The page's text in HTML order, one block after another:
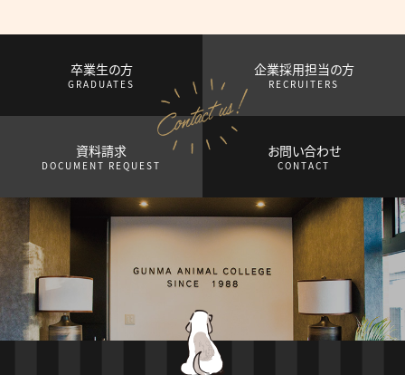
卒業生の方
GRADUATES
企業採用担当の方
RECRUITERS
資料請求
DOCUMENT REQUEST
お問い合わせ
CONTACT